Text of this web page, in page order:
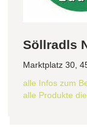
Söllradls
Marktplatz 30,
alle Infos zum
alle Produkte